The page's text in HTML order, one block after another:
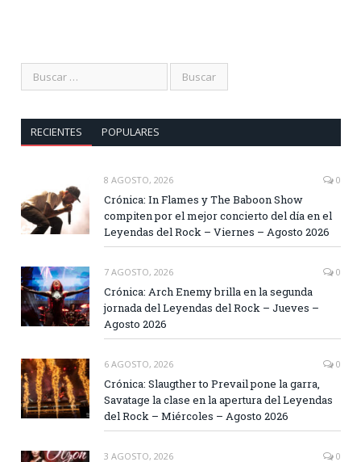
RECIENTES POPULARES
8 AGOSTO, 2026 0
Crónica: In Flames y The Baboon Show
compiten por el mejor concierto del día en el
Leyendas del Rock – Viernes – Agosto 2026
7 AGOSTO, 2026 0
Crónica: Arch Enemy brilla en la segunda
jornada del Leyendas del Rock – Jueves –
Agosto 2026
6 AGOSTO, 2026 0
Crónica: Slaugther to Prevail pone la garra,
Savatage la clase en la apertura del Leyendas
del Rock – Miércoles – Agosto 2026
3 AGOSTO, 2026 0